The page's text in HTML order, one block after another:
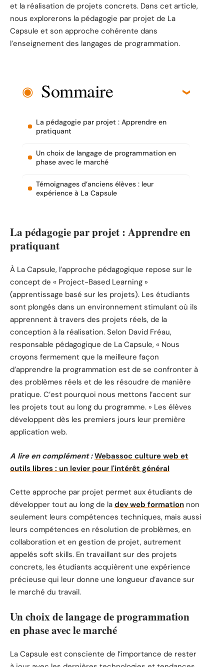
et la réalisation de projets concrets. Dans cet article,
nous explorerons la pédagogie par projet de La
Capsule et son approche cohérente dans
l’enseignement des langages de programmation.
Sommaire
La pédagogie par projet : Apprendre en
pratiquant
Un choix de langage de programmation en
phase avec le marché
Témoignages d’anciens élèves : leur
expérience à La Capsule
La pédagogie par projet : Apprendre en
pratiquant
À La Capsule, l’approche pédagogique repose sur le
concept de « Project-Based Learning »
(apprentissage basé sur les projets). Les étudiants
sont plongés dans un environnement stimulant où ils
apprennent à travers des projets réels, de la
conception à la réalisation. Selon David Fréau,
responsable pédagogique de La Capsule, « Nous
croyons fermement que la meilleure façon
d’apprendre la programmation est de se confronter à
des problèmes réels et de les résoudre de manière
pratique. C’est pourquoi nous mettons l’accent sur
les projets tout au long du programme. » Les élèves
développent dès les premiers jours leur première
application web.
A lire en complément : Webassoc culture web et
outils libres : un levier pour l'intérêt général
Cette approche par projet permet aux étudiants de
développer tout au long de la dev web formation non
seulement leurs compétences techniques, mais aussi
leurs compétences en résolution de problèmes, en
collaboration et en gestion de projet, autrement
appelés soft skills. En travaillant sur des projets
concrets, les étudiants acquièrent une expérience
précieuse qui leur donne une longueur d’avance sur
le marché du travail.
Un choix de langage de programmation
en phase avec le marché
La Capsule est consciente de l’importance de rester